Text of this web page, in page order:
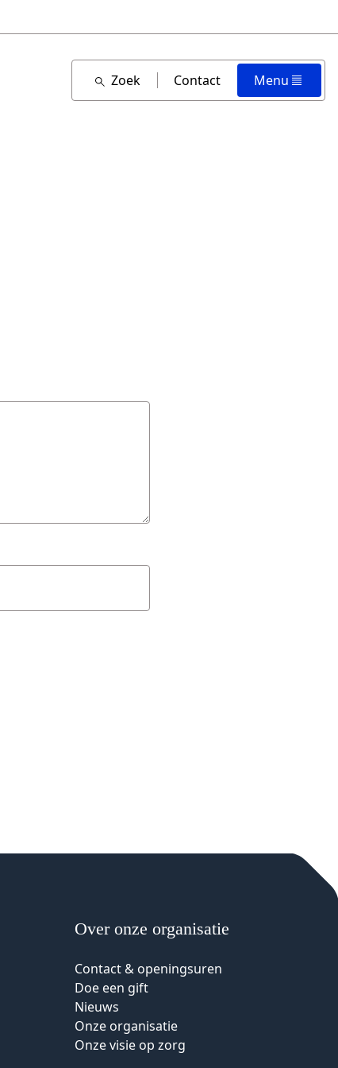
Zoek Contact Menu
Over onze organisatie
Contact & openingsuren
Doe een gift
Nieuws
Onze organisatie
Onze visie op zorg